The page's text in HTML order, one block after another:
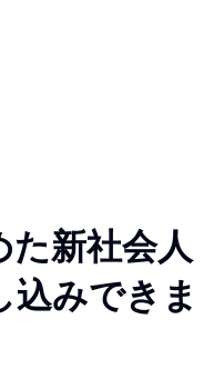
た新社会人
込みできま